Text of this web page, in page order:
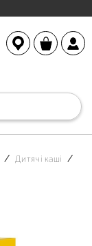
Дитячі каші